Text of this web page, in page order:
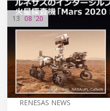
13 08'20
RENESAS NEWS